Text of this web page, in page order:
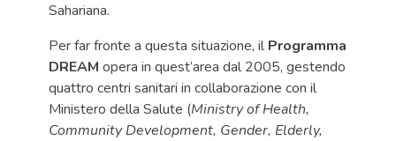
Sahariana.
Per far fronte a questa situazione, ilProgramma
DREAM opera in quest’area dal 2005, gestendo
quattro centri sanitari in collaborazione con il
Ministero della Salute (Ministry of Health,
Community Development, Gender, Elderly,